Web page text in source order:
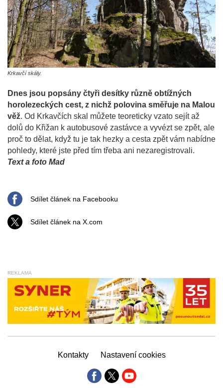
Krkavčí skály.
Dnes jsou popsány čtyři desítky různě obtížných
horolezeckých cest, z nichž polovina směřuje na Malou
věž. Od Krkavčích skal můžete teoreticky vzato sejít až
dolů do Křižan k autobusové zastávce a vyvézt se zpět, ale
proč to dělat, když tu je tak hezky a cesta zpět vám nabídne
pohledy, které jste před tím třeba ani nezaregistrovali.
Text a foto Mad
Sdílet článek na Facebooku
Sdílet článek na X.com
REKLAMA
Kontakty Nastavení cookies